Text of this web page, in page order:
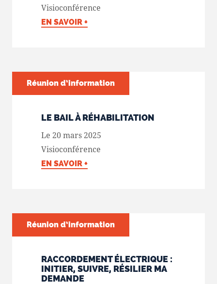
Visioconférence
EN SAVOIR +
LE BAIL À RÉHABILITATION
Le 20 mars 2025
Visioconférence
EN SAVOIR +
Réunion d’information
RACCORDEMENT ÉLECTRIQUE :
INITIER, SUIVRE, RÉSILIER MA
DEMANDE
Réunion d’information